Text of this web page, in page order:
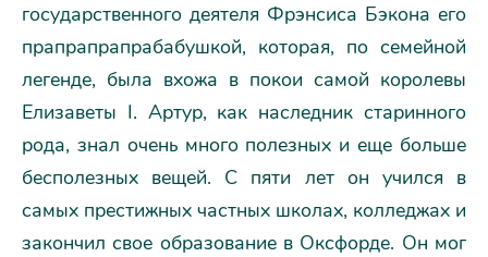
государственного деятеля Фрэнсиса Бэкона его
прапрапрапрабабушкой, которая, по семейной
легенде, была вхожа в покои самой королевы
Елизаветы I. Артур, как наследник старинного
рода, знал очень много полезных и еще больше
бесполезных вещей. С пяти лет он учился в
самых престижных частных школах, колледжах и
закончил свое образование в Оксфорде. Он мог